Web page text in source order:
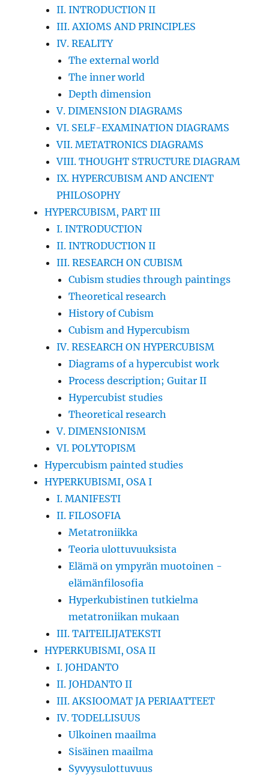
II. INTRODUCTION II
III. AXIOMS AND PRINCIPLES
IV. REALITY
The external world
The inner world
Depth dimension
V. DIMENSION DIAGRAMS
VI. SELF-EXAMINATION DIAGRAMS
VII. METATRONICS DIAGRAMS
VIII. THOUGHT STRUCTURE DIAGRAM
IX. HYPERCUBISM AND ANCIENT
PHILOSOPHY
HYPERCUBISM, PART III
I. INTRODUCTION
II. INTRODUCTION II
III. RESEARCH ON CUBISM
Cubism studies through paintings
Theoretical research
History of Cubism
Cubism and Hypercubism
IV. RESEARCH ON HYPERCUBISM
Diagrams of a hypercubist work
Process description; Guitar II
Hypercubist studies
Theoretical research
V. DIMENSIONISM
VI. POLYTOPISM
Hypercubism painted studies
HYPERKUBISMI, OSA I
I. MANIFESTI
II. FILOSOFIA
Metatroniikka
Teoria ulottuvuuksista
Elämä on ympyrän muotoinen -
elämänfilosofia
Hyperkubistinen tutkielma
metatroniikan mukaan
III. TAITEILIJATEKSTI
HYPERKUBISMI, OSA II
I. JOHDANTO
II. JOHDANTO II
III. AKSIOOMAT JA PERIAATTEET
IV. TODELLISUUS
Ulkoinen maailma
Sisäinen maailma
Syvyysulottuvuus